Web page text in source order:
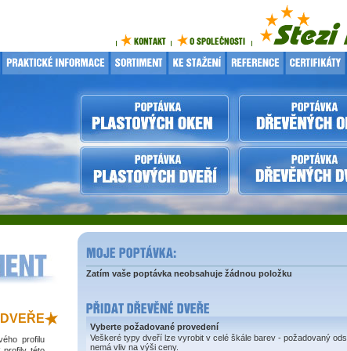
profilu
Zatím vaše poptávka neobsahuje žádnou položku
Vyberte požadované provedení
Veškeré typy dveří lze vyrobit v celé škále barev - požadovaný
nemá vliv na výši ceny.